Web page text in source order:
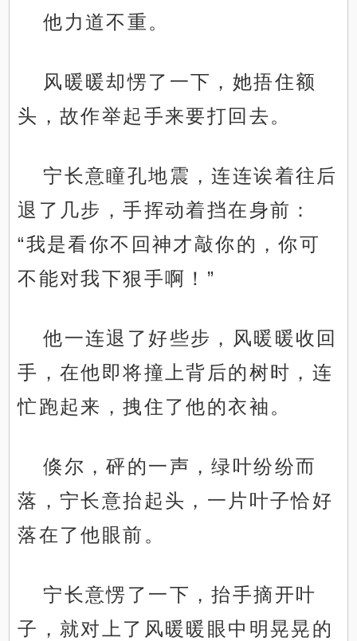
他力道不重。
风暖暖却愣了一下，她捂住额
头，故作举起手来要打回去。
宁长意瞳孔地震，连连诶着往后
退了几步，手挥动着挡在身前：
“我是看你不回神才敲你的，你可
不能对我下狠手啊！”
他一连退了好些步，风暖暖收回
手，在他即将撞上背后的树时，连
忙跑起来，拽住了他的衣袖。
倏尔，砰的一声，绿叶纷纷而
落，宁长意抬起头，一片叶子恰好
落在了他眼前。
宁长意愣了一下，抬手摘开叶
子，就对上了风暖暖眼中明晃晃的